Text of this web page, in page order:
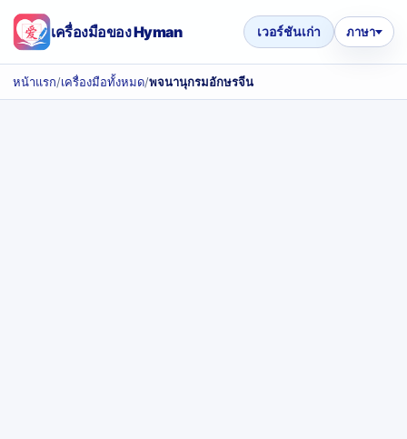
เครื่องมือของ Hyman เวอร์ชันเก่า ภาษา
หน้าแรก/เครื่องมือทั้งหมด/พจนานุกรมอักษรจีน